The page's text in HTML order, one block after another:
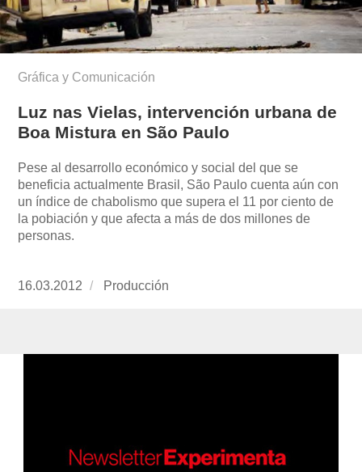
Gráfica y Comunicación
Luz nas Vielas, intervención urbana de
Boa Mistura en São Paulo
Pese al desarrollo económico y social del que se
beneficia actualmente Brasil, São Paulo cuenta aún con
un índice de chabolismo que supera el 11 por ciento de
la pobiación y que afecta a más de dos millones de
personas.
Publicado
16.03.2012 https://www.experimenta.es/author/
Producción